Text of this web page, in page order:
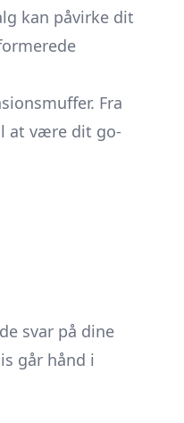
kan påvirke dit
Fra
at være dit go-
svar på dine
går hånd i